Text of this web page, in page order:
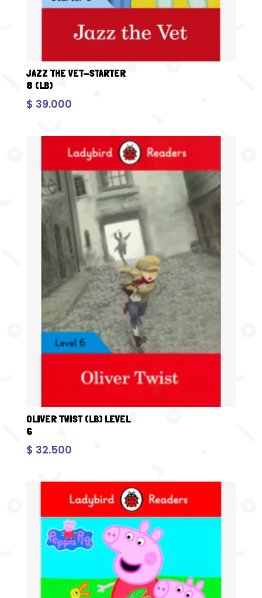
JAZZ THE VET-STARTER
8 (LB)
$ 39.000
OLIVER TWIST (LB) LEVEL
6
$ 32.500